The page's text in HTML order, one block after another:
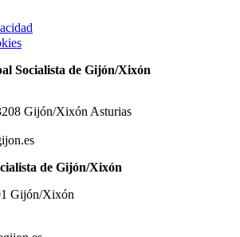
Socialista de Gijón/Xixón
Gijón/Xixón Asturias
de Gijón/Xixón
Gijón/Xixón